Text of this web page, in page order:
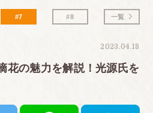
#7 #8 一覧
2023.04.18
花の魅力を解説！光源氏を